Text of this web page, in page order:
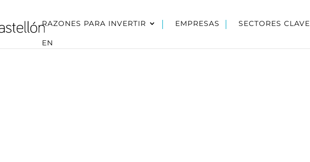
RAZONES PARA INVERTIR EMPRESAS SECTORES CLAVE
EN